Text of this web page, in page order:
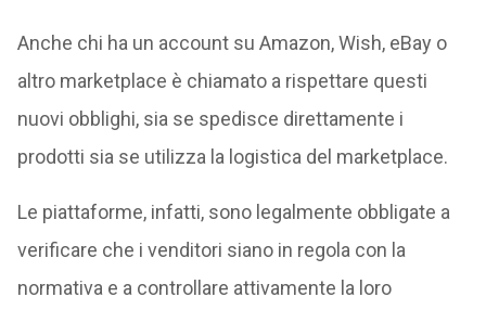
Anche chi ha un account su Amazon, Wish, eBay o
altro marketplace è chiamato a rispettare questi
nuovi obblighi, sia se spedisce direttamente i
prodotti sia se utilizza la logistica del marketplace.
Le piattaforme, infatti, sono legalmente obbligate a
verificare che i venditori siano in regola con la
normativa e a controllare attivamente la loro